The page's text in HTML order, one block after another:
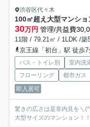
渋谷区代々木
100㎡超え大型マンショ
30万円 管理/共益費
11階 / 79.21㎡ / 1LDK /築
京王線「初台」駅 徒歩7
バス・トイレ別 室内洗
フローリング
都市ガス
即入居可
驚きの広さは是非内見を＼
大型サイズのマンション！